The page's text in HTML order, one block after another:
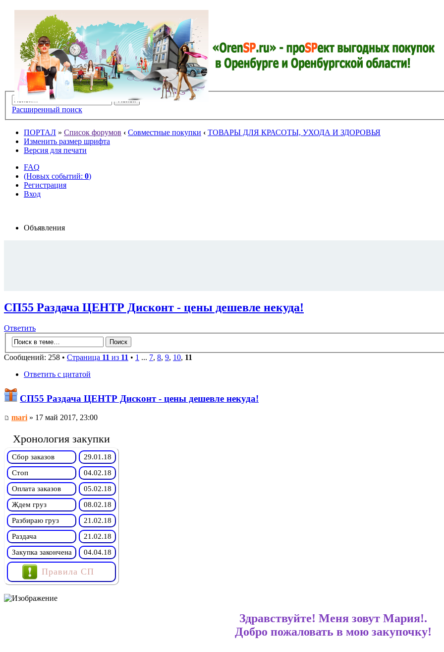
Расширенный поиск
ПОРТАЛ » Список форумов ‹ Совместные покупки ‹ ТОВАРЫ ДЛЯ КРАСОТЫ, УХОДА И ЗДОРОВЬЯ
Изменить размер шрифта
Версия для печати
FAQ
(Новых событий: 0)
Регистрация
Вход
Объявления
СП55 Раздача ЦЕНТР Дисконт - цены дешевле некуда!
Ответить
Сообщений: 258 • Страница 11 из 11 • 1 ... 7, 8, 9, 10, 11
Ответить с цитатой
СП55 Раздача ЦЕНТР Дисконт - цены дешевле некуда!
mari» 17 май 2017, 23:00
Хронология закупки
Сбор заказов
29.01.18
Стоп
04.02.18
Оплата заказов
05.02.18
Ждем груз
08.02.18
Разбираю груз
21.02.18
Раздача
21.02.18
Закупка закончена
04.04.18
Правила СП
Здравствуйте! Меня зовут Мария!.
Добро пожаловать в мою закупочку!